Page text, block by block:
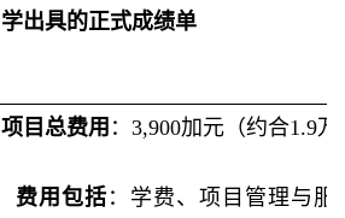
学出具的正式成绩单
项目总费用 ：3,900加元（约合1.9
费用包括 ：学费、项目管理与服